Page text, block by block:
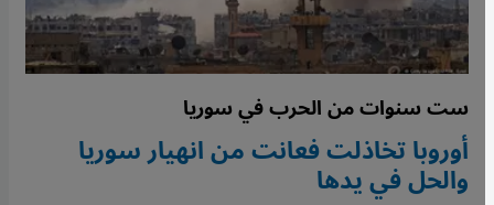
ست سنوات من الحرب في سوريا
أوروبا تخاذلت فعانت من انهيار سوريا
والحل في يدها